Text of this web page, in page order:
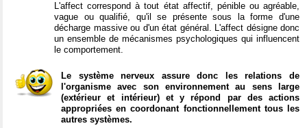
L'affect correspond à tout état affectif, pénible ou agréable,
vague ou qualifié, qu'il se présente sous la forme d'une
décharge massive ou d'un état général. L'affect désigne donc
un ensemble de mécanismes psychologiques qui influencent
le comportement.
Le système nerveux assure donc les relations de
l'organisme avec son environnement au sens large
(extérieur et intérieur) et y répond par des actions
appropriées en coordonant fonctionnellement tous les
autres systèmes.